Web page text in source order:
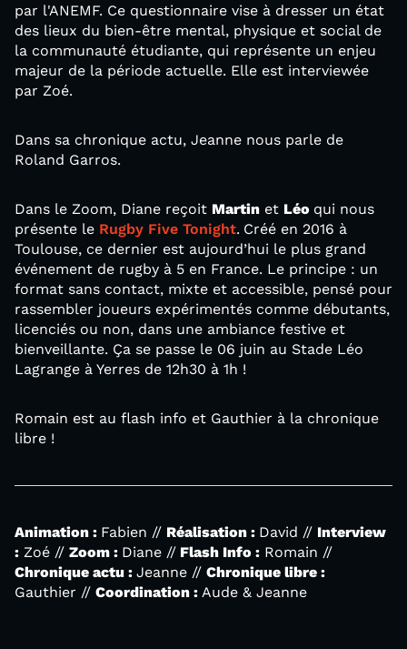
par l'ANEMF. Ce questionnaire vise à dresser un état
des lieux du bien-être mental, physique et social de
la communauté étudiante, qui représente un enjeu
majeur de la période actuelle. Elle est interviewée
par Zoé.
Dans sa chronique actu, Jeanne nous parle de
Roland Garros.
Dans le Zoom, Diane reçoit Martin et Léo qui nous
présente le Rugby Five Tonight. Créé en 2016 à
Toulouse, ce dernier est aujourd’hui le plus grand
événement de rugby à 5 en France. Le principe : un
format sans contact, mixte et accessible, pensé pour
rassembler joueurs expérimentés comme débutants,
licenciés ou non, dans une ambiance festive et
bienveillante. Ça se passe le 06 juin au Stade Léo
Lagrange à Yerres de 12h30 à 1h !
Romain est au flash info et Gauthier à la chronique
libre !
Animation : Fabien // Réalisation : David // Interview
: Zoé // Zoom : Diane // Flash Info : Romain //
Chronique actu : Jeanne // Chronique libre :
Gauthier // Coordination : Aude & Jeanne